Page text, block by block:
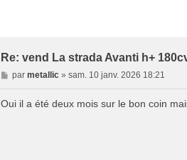
Re: vend La strada Avanti h+
M
e
par metallic» sam. 10 janv. 2026 18:21
Oui il a été deux mois sur le bon coin